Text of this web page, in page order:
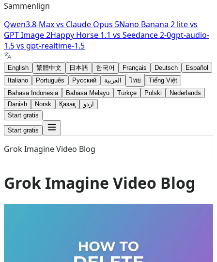
Sammenlign
Qwen3.8-Maxvs Claude Opus 5Nano Banana 2 litevs
GPT Image 2Happy Horse 1.1 vs Seedance 2-0gpt-audio-
1.5vs gpt-realtime-1.5
English 繁體中文 日本語 한국어 Français Deutsch
Español
Italiano
Português Русский العربية ไทย
Tiếng Việt
Bahasa Indonesia
Bahasa Melayu Türkçe Polski
Nederlands
Danish
Norsk Қазақ
اردو
Start gratis
Start gratis
Grok Imagine Video Blog
Grok Imagine Video Blog